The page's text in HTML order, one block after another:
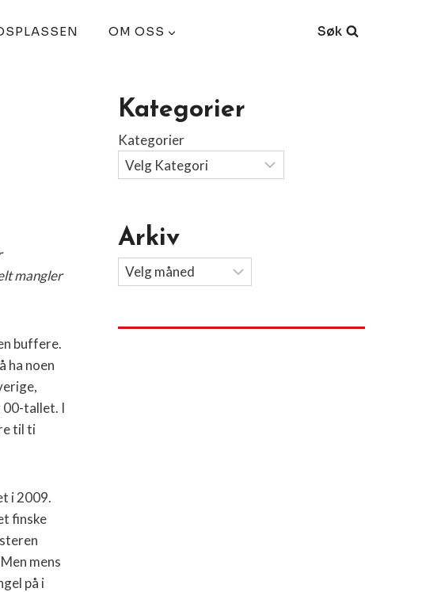
OM OSS Søk
mangler
buffere.
ha noen
00-tallet. I
til ti
i 2009.
finske
mens
på i
Kategorier
Kategorier
Arkiv
Arkiv